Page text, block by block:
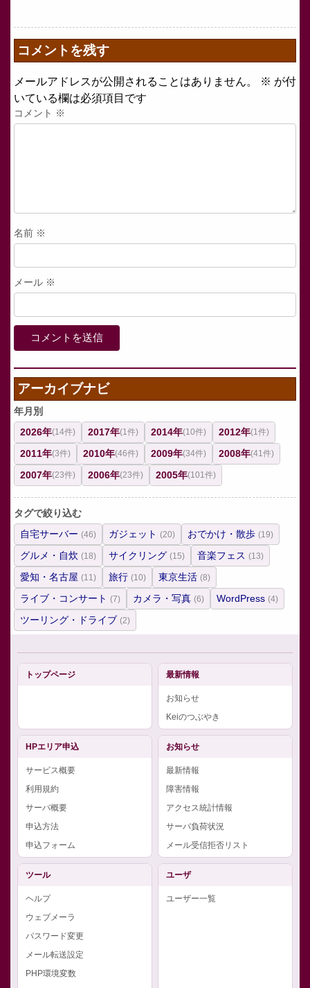
コメントを残す
メールアドレスが公開されることはありません。 ※ が付
いている欄は必須項目です
コメント ※
名前 ※
メール ※
アーカイブナビ
年月別
2026年(14件) 2017年(1件) 2014年(10件) 2012年(1件)
2011年(3件) 2010年(46件) 2009年(34件) 2008年(41件)
2007年(23件) 2006年(23件) 2005年(101件)
タグで絞り込む
自宅サーバー (46) ガジェット (20) おでかけ・散歩 (19)
グルメ・自炊 (18) サイクリング (15) 音楽フェス (13)
愛知・名古屋 (11) 旅行 (10) 東京生活 (8)
ライブ・コンサート (7) カメラ・写真 (6) WordPress (4)
ツーリング・ドライブ (2)
トップページ 最新情報
お知らせ
Keiのつぶやき
HPエリア申込
サービス概要
利用規約
サーバ概要
申込方法
申込フォーム
お知らせ
最新情報
障害情報
アクセス統計情報
サーバ負荷状況
メール受信拒否リスト
ツール
ヘルプ
ウェブメーラ
パスワード変更
メール転送設定
PHP環境変数
ユーザ
ユーザー一覧